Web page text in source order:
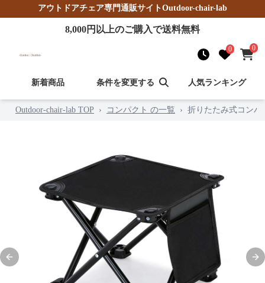
アウトドアチェア専門通販サイトOutdoor-chair-lab
8,000円以上のご購入で送料無料
0 0
新着商品 条件を変更する 人気ランキング
Outdoor-chair-lab TOP › コンパクト の一覧 › 折りたたみ式コン
Previous slide